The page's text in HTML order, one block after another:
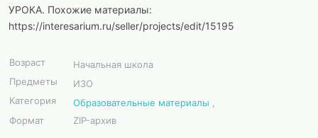
УРОКА. Похожие материалы:
https://interesarium.ru/seller/projects/edit/15195
Возраст
Начальная школа
Предметы
ИЗО
Категория
Образовательные материалы
Формат
ZIP-архив